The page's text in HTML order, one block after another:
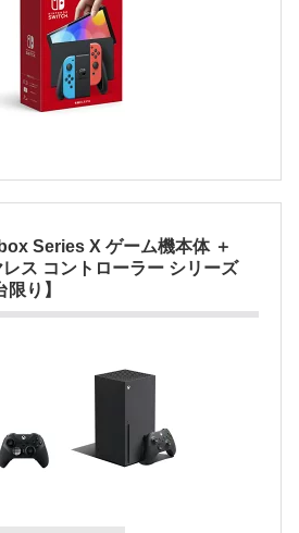
Series X ゲーム機本体 ＋
ス コントローラー シリーズ
り】